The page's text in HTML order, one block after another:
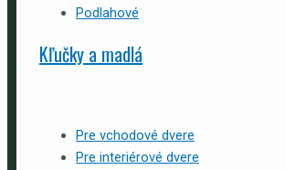
Podlahové
Kľučky a madlá
Pre vchodové dvere
Pre interiérové dvere